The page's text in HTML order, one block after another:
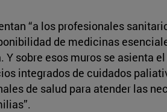
“a los profesionales
de medicinas
Y sobre esos muros se asienta el
integrados de cuidados
de salud para atender las